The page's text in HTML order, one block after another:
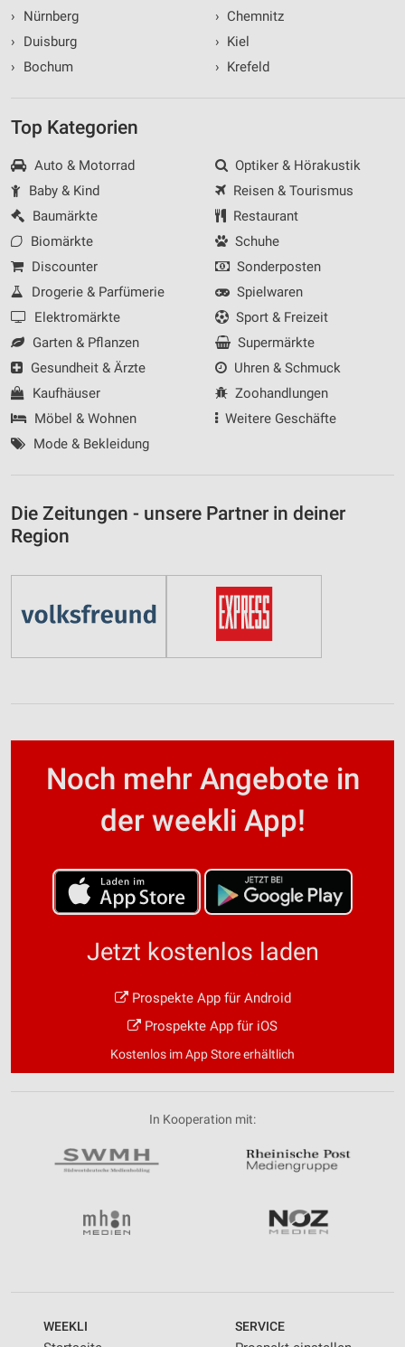
›
Nürnberg
›
Duisburg
›
Bochum
› Chemnitz
› Kiel
› Krefeld
Top Kategorien
Auto & Motorrad
Baby & Kind
Baumärkte
Biomärkte
Discounter
Drogerie & Parfümerie
Elektromärkte
Garten & Pflanzen
Gesundheit & Ärzte
Kaufhäuser
Möbel & Wohnen
Mode & Bekleidung
Optiker & Hörakustik
Reisen & Tourismus
Restaurant
Schuhe
Sonderposten
Spielwaren
Sport & Freizeit
Supermärkte
Uhren & Schmuck
Zoohandlungen
Weitere Geschäfte
Die Zeitungen - unsere Partner in deiner
Region
Noch mehr Angebote in
der weekli App!
Jetzt kostenlos laden
Prospekte App für Android
Prospekte App für iOS
Kostenlos im App Store erhältlich
In Kooperation mit:
WEEKLI SERVICE